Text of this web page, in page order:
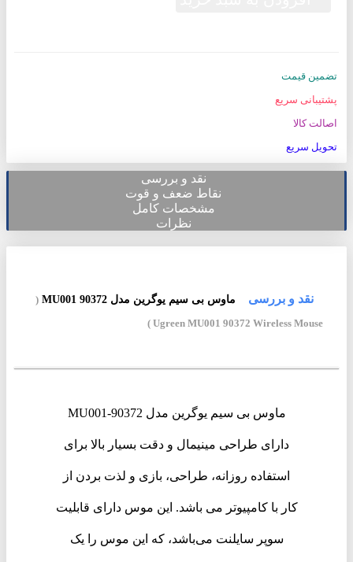
تضمین قیمت
پشتیبانی سریع
اصالت کالا
تحویل سریع
نقد و بررسی
نقاط ضعف و قوت
مشخصات کامل
نظرات
نقد و بررسی ماوس بی سیم یوگرین مدل MU001 90372
(
Ugreen MU001 90372 Wireless Mouse )
ماوس بی سیم یوگرین مدل MU001-90372
دارای طراحی مینیمال و دقت بسیار بالا برای
استفاده روزانه، طراحی، بازی و لذت بردن از
کار با کامپیوتر می باشد. این موس دارای قابلیت
سوپر سایلنت می‌باشد، که این موس را یک